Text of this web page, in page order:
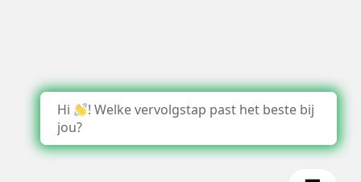
Hi
! Welke vervolgstap past het beste bij
jou?